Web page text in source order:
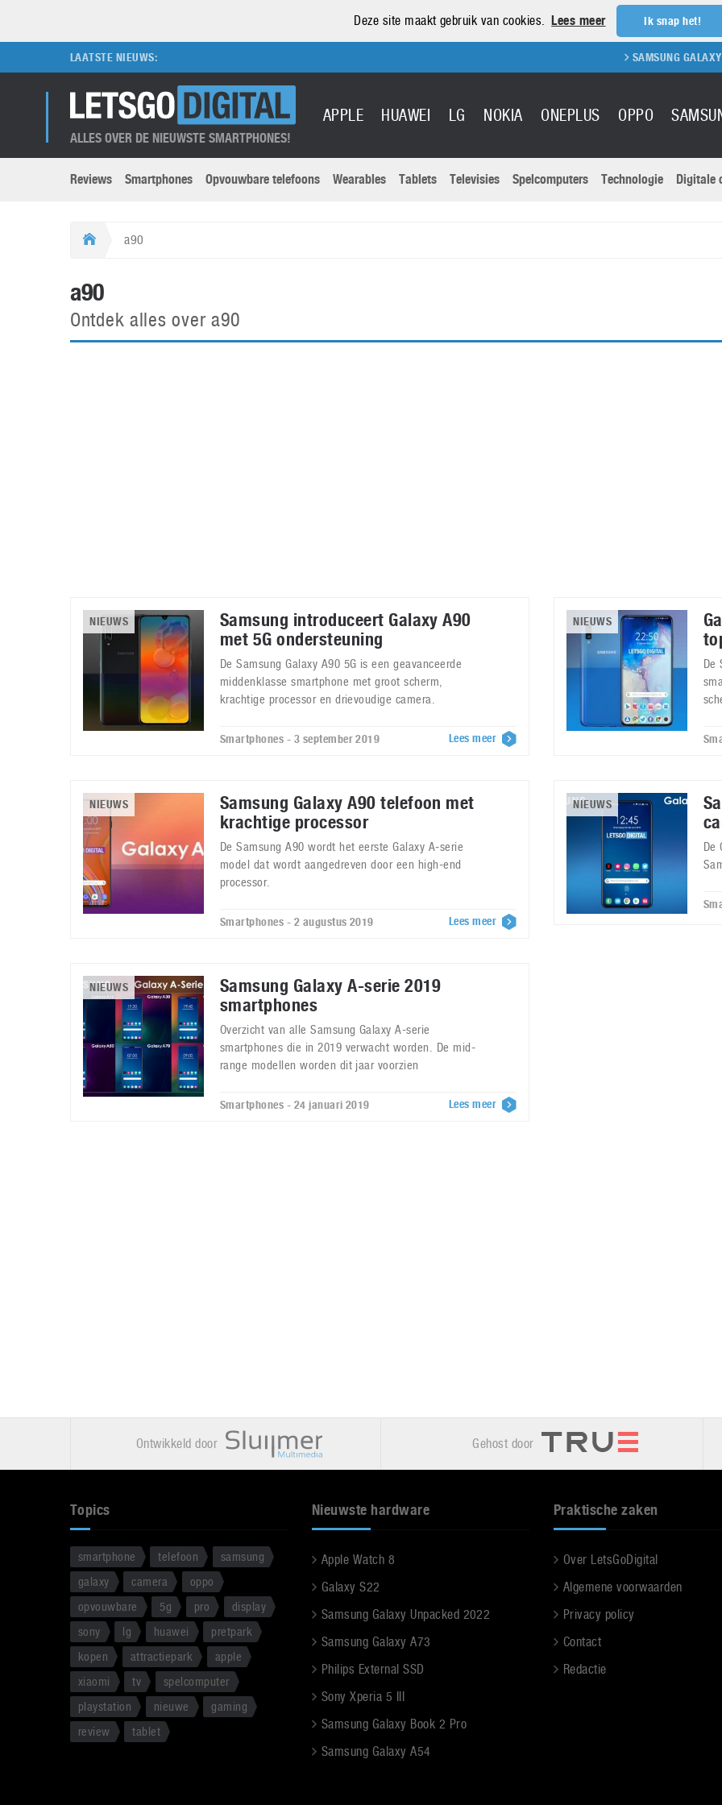
Deze site maakt gebruik van cookies. Lees meer Ik snap het!
LAATSTE NIEUWS: SAMSUNG GALAXY
ALLES OVER DE NIEUWSTE SMARTPHONES!
APPLE HUAWEI LG NOKIA ONEPLUS OPPO
Merken submenu
Apple
Computermuseum
Honor
Huawei
OnePlus
Oppo
Nikon
Reviews Smartphones Opvouwbare telefoons Wearables Tablets Televisies Spelcomputers Technologie Digitale
Categorien submenu
5G
Aanbiedingen
Abonnement
Digitale camera’s
DSLR camera’s
Televisies
a90
a90
Ontdek alles over a90
NIEUWS
Samsung introduceert Galaxy A90
met 5G ondersteuning
De Samsung Galaxy A90 5G is een geavanceerde
middenklasse smartphone met groot scherm,
krachtige processor en drievoudige camera.
Smartphones - 3 september 2019 Lees meer
NIEUWS
De
NIEUWS
Samsung Galaxy A90 telefoon met
krachtige processor
De Samsung A90 wordt het eerste Galaxy A-serie
model dat wordt aangedreven door een high-end
processor.
Smartphones - 2 augustus 2019 Lees meer
NIEUWS
De
NIEUWS
Samsung Galaxy A-serie 2019
smartphones
Overzicht van alle Samsung Galaxy A-serie
smartphones die in 2019 verwacht worden. De mid-
range modellen worden dit jaar voorzien
Smartphones - 24 januari 2019 Lees meer
Ontwikkeld door Gehost door
Topics
smartphone telefoon
samsung
galaxy
camera
oppo
opvouwbare
5g pro
display
sony
lg huawei
pretpark
kopen
attractiepark
apple
xiaomi
tv
spelcomputer
playstation
nieuwe
gaming
review
tablet
Nieuwste hardware
Apple Watch 8
Galaxy S22
Samsung Galaxy Unpacked 2022
Samsung Galaxy A73
Philips External SSD
Sony Xperia 5 III
Samsung Galaxy Book 2 Pro
Samsung Galaxy A54
Praktische zaken
Over LetsGoDigital
Algemene voorwaarden
Privacy policy
Contact
Redactie